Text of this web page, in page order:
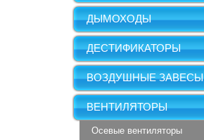
ДЫМОХОДЫ
ДЕСТИФИКАТОРЫ
ВОЗДУШНЫЕ ЗАВЕСЫ
ВЕНТИЛЯТОРЫ
Осевые вентиляторы